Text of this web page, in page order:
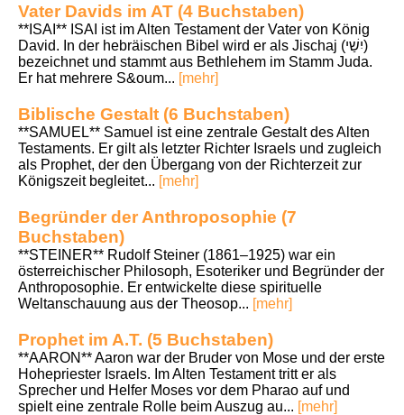
Vater Davids im AT (4 Buchstaben)
**ISAI** ISAI ist im Alten Testament der Vater von König
David. In der hebräischen Bibel wird er als Jischaj (יִשַׁי)
bezeichnet und stammt aus Bethlehem im Stamm Juda.
Er hat mehrere S&oum... [mehr]
Biblische Gestalt (6 Buchstaben)
**SAMUEL** Samuel ist eine zentrale Gestalt des Alten
Testaments. Er gilt als letzter Richter Israels und zugleich
als Prophet, der den Übergang von der Richterzeit zur
Königszeit begleitet... [mehr]
Begründer der Anthroposophie (7
Buchstaben)
**STEINER** Rudolf Steiner (1861–1925) war ein
österreichischer Philosoph, Esoteriker und Begründer der
Anthroposophie. Er entwickelte diese spirituelle
Weltanschauung aus der Theosop... [mehr]
Prophet im A.T. (5 Buchstaben)
**AARON** Aaron war der Bruder von Mose und der erste
Hohepriester Israels. Im Alten Testament tritt er als
Sprecher und Helfer Moses vor dem Pharao auf und
spielt eine zentrale Rolle beim Auszug au... [mehr]